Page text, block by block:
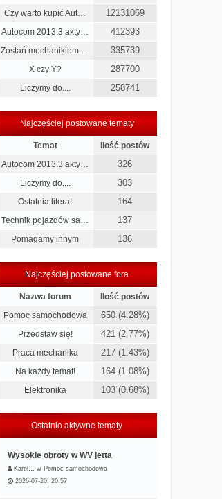
Czy warto kupić Aut…
12131069
Autocom 2013.3 akty… 412393
Zostań mechanikiem … 335739
X czy Y? 287700
Liczymy do.... 258741
Najczęściej postowane tematy
Temat
Ilość postów
Autocom 2013.3 akty…
326
Liczymy do.... 303
Ostatnia litera! 164
Technik pojazdów sa… 137
Pomagamy innym 136
Najczęściej postowane fora
Nazwa forum
Ilość postów
Pomoc samochodowa
650 (4.28%)
Przedstaw się! 421 (2.77%)
Praca mechanika 217 (1.43%)
Na każdy temat! 164 (1.08%)
Elektronika 103 (0.68%)
Ostatnio aktywne tematy
Wysokie obroty w WV jetta
Karol… w Pomoc samochodowa
2026-07-20, 20:57